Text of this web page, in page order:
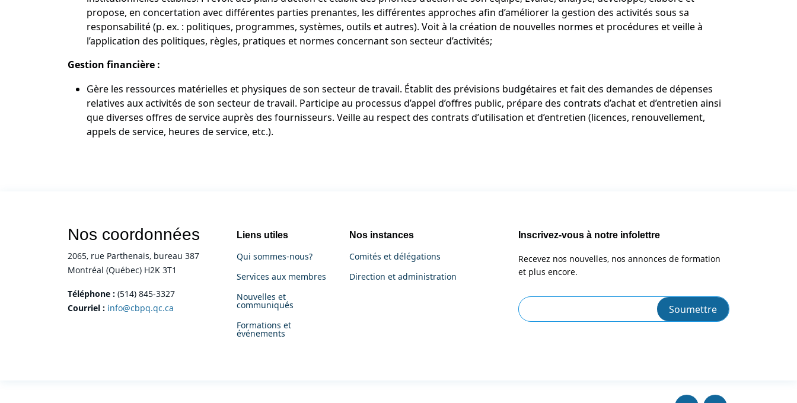
propose, en concertation avec différentes parties prenantes, les différentes approches afin d’améliorer la gestion des activités sous sa
responsabilité (p. ex. : politiques, programmes, systèmes, outils et autres). Voit à la création de nouvelles normes et procédures et veille à
l’application des politiques, règles, pratiques et normes concernant son secteur d’activités;
Gestion financière :
Gère les ressources matérielles et physiques de son secteur de travail. Établit des prévisions budgétaires et fait des demandes de dépenses
relatives aux activités de son secteur de travail. Participe au processus d’appel d’offres public, prépare des contrats d’achat et d’entretien ainsi
que diverses offres de service auprès des fournisseurs. Veille au respect des contrats d’utilisation et d’entretien (licences, renouvellement,
appels de service, heures de service, etc.).
Inscrivez-vous à notre infolettre
Recevez nos nouvelles, nos annonces de formation
et plus encore.
Nos coordonnées
2065, rue Parthenais, bureau 387
Montréal (Québec) H2K 3T1
Téléphone : (514) 845-3327
Courriel : info@cbpq.qc.ca
Liens utiles
Qui sommes-nous?
Services aux membres
Nouvelles et
communiqués
Formations et
événements
Nos instances
Comités et délégations
Direction et administration